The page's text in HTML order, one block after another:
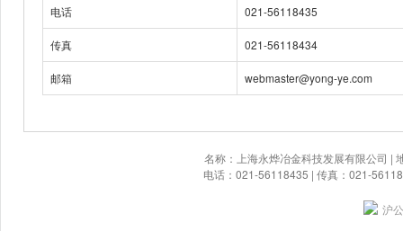
电话 021-56118435
传真 021-56118434
邮箱 webmaster@yong-ye.com
名称：上海永烨冶金科技发展有限公司 |
电话：021-56118435 | 传真：021-
沪